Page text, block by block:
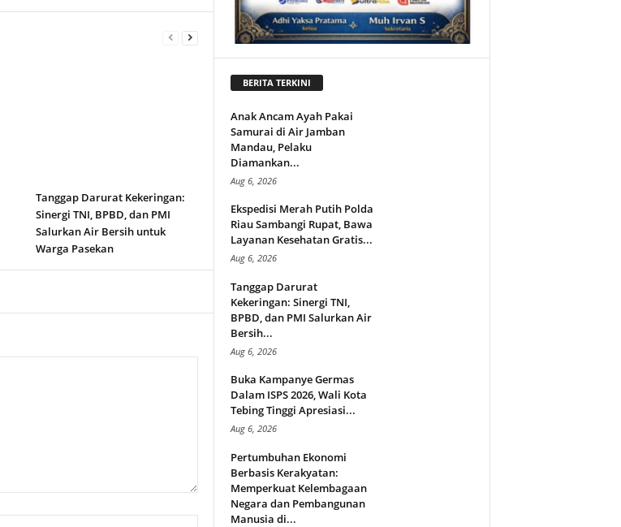
Tanggap Darurat Kekeringan:
Sinergi TNI, BPBD, dan PMI
Salurkan Air Bersih untuk
Warga Pasekan
BERITA TERKINI
Anak Ancam Ayah Pakai
Samurai di Air Jamban
Mandau, Pelaku
Diamankan...
Aug 6, 2026
Ekspedisi Merah Putih Polda
Riau Sambangi Rupat, Bawa
Layanan Kesehatan Gratis...
Aug 6, 2026
Tanggap Darurat
Kekeringan: Sinergi TNI,
BPBD, dan PMI Salurkan Air
Bersih...
Aug 6, 2026
Buka Kampanye Germas
Dalam ISPS 2026, Wali Kota
Tebing Tinggi Apresiasi...
Aug 6, 2026
Pertumbuhan Ekonomi
Berbasis Kerakyatan:
Memperkuat Kelembagaan
Negara dan Pembangunan
Manusia di...